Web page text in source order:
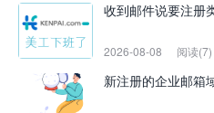
收到邮件说要注册
2026-08-08 阅读(7)
新注册的企业邮箱